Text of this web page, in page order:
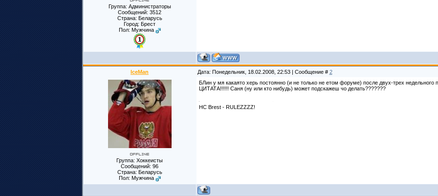
Группа: Администраторы
Сообщений: 3512
Страна: Беларусь
Город: Брест
Пол: Мужчина
IceMan Дата: Понедельник, 18.02.2008, 22:53 | Сообщение # 2
Группа: Хоккеисты
Сообщений: 96
Страна: Беларусь
Пол: Мужчина
БЛин у мя какаято херь постоянно (и не только не етом форуме) после двух-трех
ЦИТАТА!!!!!! Саня (ну или кто нибудь) может подскажеш чо делать???????
HC Brest - RULEZZZZ!